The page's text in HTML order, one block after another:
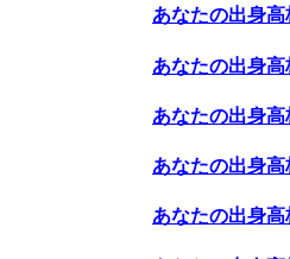
あなたの出身高
あなたの出身高
あなたの出身高
あなたの出身高
あなたの出身高